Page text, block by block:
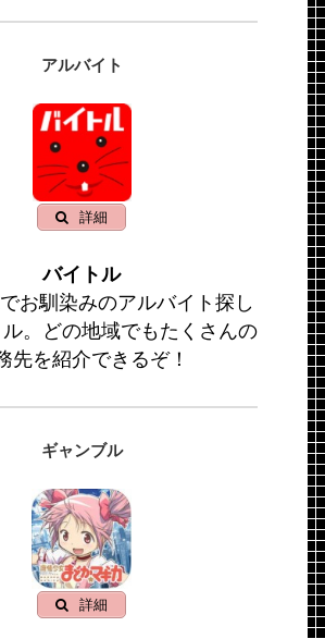
アルバイト
詳細
バイトル
お馴染みのアルバイト探し
。どの地域でもたくさんの
先を紹介できるぞ！
ギャンブル
詳細